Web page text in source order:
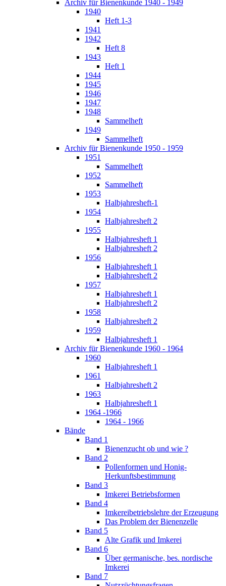
Archiv für Bienenkunde 1940 - 1949
1940
Heft 1-3
1941
1942
Heft 8
1943
Heft 1
1944
1945
1946
1947
1948
Sammelheft
1949
Sammelheft
Archiv für Bienenkunde 1950 - 1959
1951
Sammelheft
1952
Sammelheft
1953
Halbjahresheft-1
1954
Halbjahresheft 2
1955
Halbjahresheft 1
Halbjahresheft 2
1956
Halbjahresheft 1
Halbjahresheft 2
1957
Halbjahresheft 1
Halbjahresheft 2
1958
Halbjahresheft 2
1959
Halbjahresheft 1
Archiv für Bienenkunde 1960 - 1964
1960
Halbjahresheft 1
1961
Halbjahresheft 2
1963
Halbjahresheft 1
1964 -1966
1964 - 1966
Bände
Band 1
Bienenzucht ob und wie ?
Band 2
Pollenformen und Honig-
Herkunftsbestimmung
Band 3
Imkerei Betriebsformen
Band 4
Imkereibetriebslehre der Erzeugung
Das Problem der Bienenzelle
Band 5
Alte Grafik und Imkerei
Band 6
Über germanische, bes. nordische
Imkerei
Band 7